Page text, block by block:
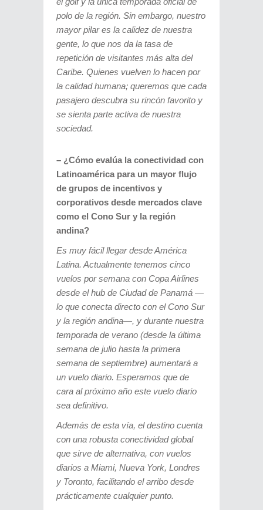
polo de la región. Sin embargo, nuestro
mayor pilar es la calidez de nuestra
gente, lo que nos da la tasa de
repetición de visitantes más alta del
Caribe. Quienes vuelven lo hacen por
la calidad humana; queremos que cada
pasajero descubra su rincón favorito y
se sienta parte activa de nuestra
sociedad.
– ¿Cómo evalúa la conectividad con
Latinoamérica para un mayor flujo
de grupos de incentivos y
corporativos desde mercados clave
como el Cono Sur y la región
andina?
Es muy fácil llegar desde América
Latina. Actualmente tenemos cinco
vuelos por semana con Copa Airlines
desde el hub de Ciudad de Panamá —
lo que conecta directo con el Cono Sur
y la región andina—, y durante nuestra
temporada de verano (desde la última
semana de julio hasta la primera
semana de septiembre) aumentará a
un vuelo diario. Esperamos que de
cara al próximo año este vuelo diario
sea definitivo.
Además de esta vía, el destino cuenta
con una robusta conectividad global
que sirve de alternativa, con vuelos
diarios a Miami, Nueva York, Londres
y Toronto, facilitando el arribo desde
prácticamente cualquier punto.